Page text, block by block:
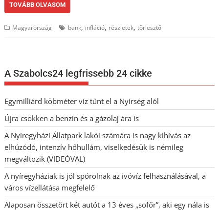
TOVÁBB OLVASOM
Magyarország bank, infláció, részletek,törlesztő
A Szabolcs24 legfrissebb 24 cikke
Egymilliárd köbméter víz tűnt el a Nyírség alól
Újra csökken a benzin és a gázolaj ára is
A Nyíregyházi Állatpark lakói számára is nagy kihívás az
elhúzódó, intenzív hőhullám, viselkedésük is némileg
megváltozik (VIDEÓVAL)
A nyíregyháziak is jól spórolnak az ivóvíz felhasználásával, a
város vízellátása megfelelő
Alaposan összetört két autót a 13 éves „sofőr”, aki egy nála is